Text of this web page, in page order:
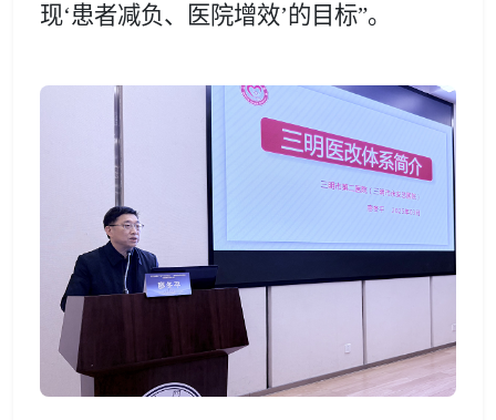
现‘患者减负、医院增效’的目标”。